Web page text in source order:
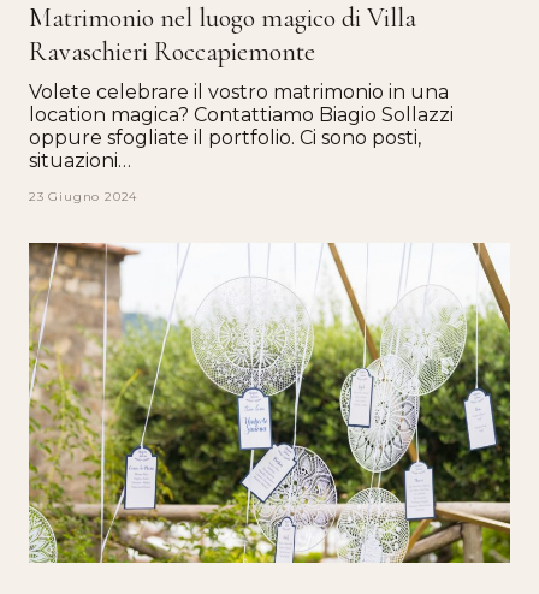
Matrimonio nel luogo magico di Villa
Ravaschieri Roccapiemonte
Volete celebrare il vostro matrimonio in una
location magica? Contattiamo Biagio Sollazzi
oppure sfogliate il portfolio. Ci sono posti,
situazioni…
23 Giugno 2024